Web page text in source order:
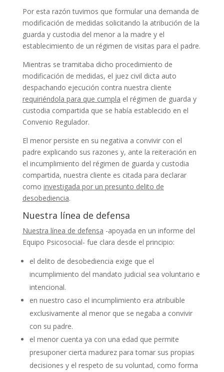
Por esta razón tuvimos que formular una demanda de
modificación de medidas solicitando la atribución de la
guarda y custodia del menor a la madre y el
establecimiento de un régimen de visitas para el padre.
Mientras se tramitaba dicho procedimiento de
modificación de medidas, el juez civil dicta auto
despachando ejecución contra nuestra cliente
requiriéndola para que cumpla el régimen de guarda y
custodia compartida que se había establecido en el
Convenio Regulador.
El menor persiste en su negativa a convivir con el
padre explicando sus razones y, ante la reiteración en
el incumplimiento del régimen de guarda y custodia
compartida, nuestra cliente es citada para declarar
como investigada por un presunto delito de
desobediencia.
Nuestra línea de defensa
Nuestra línea de defensa -apoyada en un informe del
Equipo Psicosocial- fue clara desde el principio:
el delito de desobediencia exige que el
incumplimiento del mandato judicial sea voluntario e
intencional.
en nuestro caso el incumplimiento era atribuible
exclusivamente al menor que se negaba a convivir
con su padre.
el menor cuenta ya con una edad que permite
presuponer cierta madurez para tomar sus propias
decisiones y el respeto de su voluntad, como forma